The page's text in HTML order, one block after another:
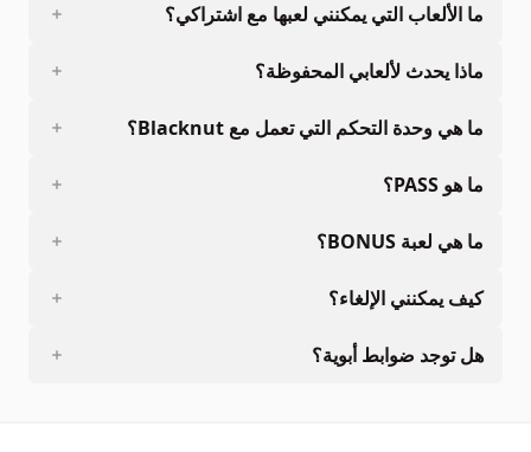
ما الألعاب التي يمكنني لعبها مع اشتراكي؟
ماذا يحدث لألعابي المحفوظة؟
ما هي وحدة التحكم التي تعمل مع Blacknut؟
ما هو PASS؟
ما هي لعبة BONUS؟
كيف يمكنني الإلغاء؟
هل توجد ضوابط أبوية؟